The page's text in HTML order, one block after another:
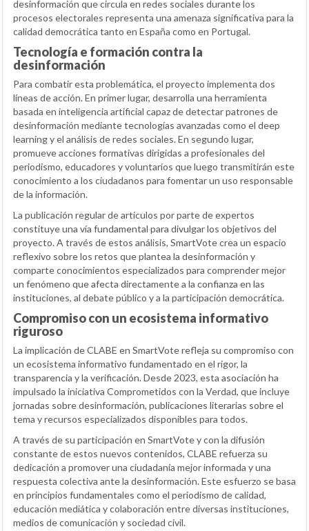
desinformación que circula en redes sociales durante los
procesos electorales representa una amenaza significativa para la
calidad democrática tanto en España como en Portugal.
Tecnología e formación contra la
desinformación
Para combatir esta problemática, el proyecto implementa dos
líneas de acción. En primer lugar, desarrolla una herramienta
basada en inteligencia artificial capaz de detectar patrones de
desinformación mediante tecnologías avanzadas como el deep
learning y el análisis de redes sociales. En segundo lugar,
promueve acciones formativas dirigidas a profesionales del
periodismo, educadores y voluntarios que luego transmitirán este
conocimiento a los ciudadanos para fomentar un uso responsable
de la información.
La publicación regular de artículos por parte de expertos
constituye una vía fundamental para divulgar los objetivos del
proyecto. A través de estos análisis, SmartVote crea un espacio
reflexivo sobre los retos que plantea la desinformación y
comparte conocimientos especializados para comprender mejor
un fenómeno que afecta directamente a la confianza en las
instituciones, al debate público y a la participación democrática.
Compromiso con un ecosistema informativo
riguroso
La implicación de CLABE en SmartVote refleja su compromiso con
un ecosistema informativo fundamentado en el rigor, la
transparencia y la verificación. Desde 2023, esta asociación ha
impulsado la iniciativa Comprometidos con la Verdad, que incluye
jornadas sobre desinformación, publicaciones literarias sobre el
tema y recursos especializados disponibles para todos.
A través de su participación en SmartVote y con la difusión
constante de estos nuevos contenidos, CLABE refuerza su
dedicación a promover una ciudadanía mejor informada y una
respuesta colectiva ante la desinformación. Este esfuerzo se basa
en principios fundamentales como el periodismo de calidad,
educación mediática y colaboración entre diversas instituciones,
medios de comunicación y sociedad civil.